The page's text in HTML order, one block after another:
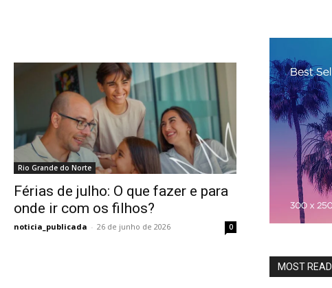
Rio Grande do Norte
Férias de julho: O que fazer e para
onde ir com os filhos?
noticia_publicada - 26 de junho de 2026 0
MOST READ